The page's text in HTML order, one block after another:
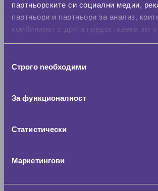
партньорските си социални медии,
партньори и партньори за анализ,
комбинират с друга предоставена им
наСтрого nеобходими
За функционалност
Статистически
Маркетингови